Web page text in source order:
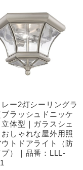
ー2灯シーリングラ
ラッシュドニッケ
立体型｜ガラスシェ
しゃれな屋外用照
ウトドアライト（防
）｜品番：LLL-